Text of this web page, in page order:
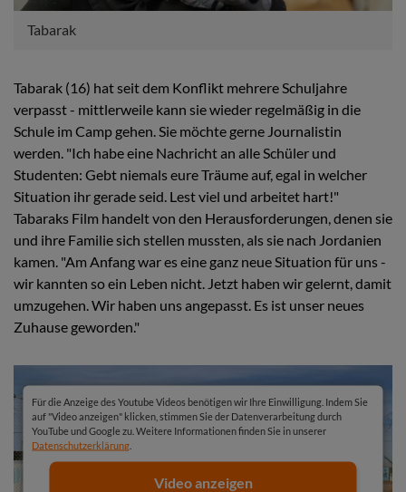
Tabarak
Tabarak (16) hat seit dem Konflikt mehrere Schuljahre
verpasst - mittlerweile kann sie wieder regelmäßig in die
Schule im Camp gehen. Sie möchte gerne Journalistin
werden. "Ich habe eine Nachricht an alle Schüler und
Studenten: Gebt niemals eure Träume auf, egal in welcher
Situation ihr gerade seid. Lest viel und arbeitet hart!"
Tabaraks Film handelt von den Herausforderungen, denen sie
und ihre Familie sich stellen mussten, als sie nach Jordanien
kamen. "Am Anfang war es eine ganz neue Situation für uns -
wir kannten so ein Leben nicht. Jetzt haben wir gelernt, damit
umzugehen. Wir haben uns angepasst. Es ist unser neues
Zuhause geworden."
Für die Anzeige des Youtube Videos benötigen wir Ihre Einwilligung. Indem Sie
auf "Video anzeigen" klicken, stimmen Sie der Datenverarbeitung durch
YouTube und Google zu. Weitere Informationen finden Sie in unserer
Datenschutzerklärung
Video anzeigen